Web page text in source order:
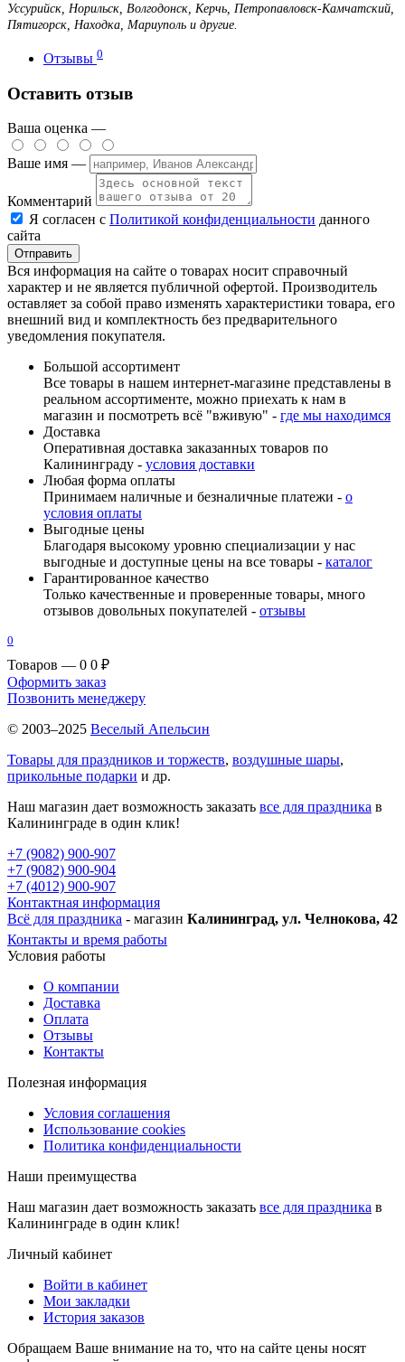
Уссурийск, Норильск, Волгодонск, Керчь, Петропавловск-Камчатский,
Пятигорск, Находка, Мариуполь и другие.
Отзывы 0
Оставить отзыв
Ваша оценка —
Ваше имя —
Комментарий
Я согласен с Политикой конфиденциальности данного
сайта
Вся информация на сайте о товарах носит справочный
характер и не является публичной офертой. Производитель
оставляет за собой право изменять характеристики товара, его
внешний вид и комплектность без предварительного
уведомления покупателя.
Большой ассортимент
Все товары в нашем интернет-магазине представлены в
реальном ассортименте, можно приехать к нам в
магазин и посмотреть всё "вживую" - где мы находимся
Доставка
Оперативная доставка заказанных товаров по
Калининграду - условия доставки
Любая форма оплаты
Принимаем наличные и безналичные платежи - о
условия оплаты
Выгодные цены
Благодаря высокому уровню специализации у нас
выгодные и доступные цены на все товары - каталог
Гарантированное качество
Только качественные и проверенные товары, много
отзывов довольных покупателей - отзывы
0
Товаров — 0 0 ₽
Оформить заказ
Позвонить менеджеру
© 2003–2025 Веселый Апельсин
Товары для праздников и торжеств, воздушные шары,
прикольные подарки и др.
Наш магазин дает возможность заказать все для праздника в
Калининграде в один клик!
+7 (9082) 900-907
+7 (9082) 900-904
+7 (4012) 900-907
Контактная информация
Всё для праздника - магазин Калининград, ул. Челнокова, 42
Контакты и время работы
Условия работы
О компании
Доставка
Оплата
Отзывы
Контакты
Полезная информация
Условия соглашения
Использование cookies
Политика конфиденциальности
Наши преимущества
Наш магазин дает возможность заказать все для праздника в
Калининграде в один клик!
Личный кабинет
Войти в кабинет
Мои закладки
История заказов
Обращаем Ваше внимание на то, что на сайте цены носят